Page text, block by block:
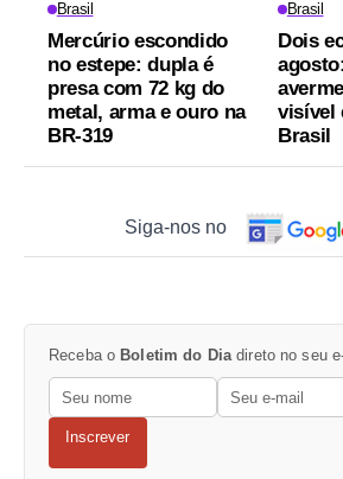
Brasil
Mercúrio escondido
no estepe: dupla é
presa com 72 kg do
metal, arma e ouro na
BR-319
Brasil
Dois
visível
Brasil
Siga-nos no
Receba o Boletim do Dia direto no seu
Inscrever